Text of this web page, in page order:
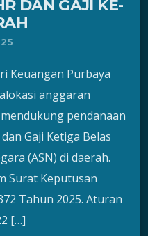
DAN GAJI KE-
Keuangan Purbaya
anggaran
pendanaan
Gaji Ketiga Belas
(ASN) di daerah.
Surat Keputusan
Tahun 2025. Aturan
[…]